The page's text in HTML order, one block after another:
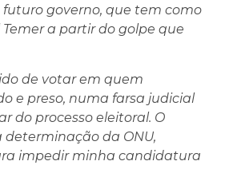
futuro governo, que tem como
a partir do golpe que
de votar em quem
e preso, numa farsa judicial
do processo eleitoral. O
determinação da ONU,
impedir minha candidatura